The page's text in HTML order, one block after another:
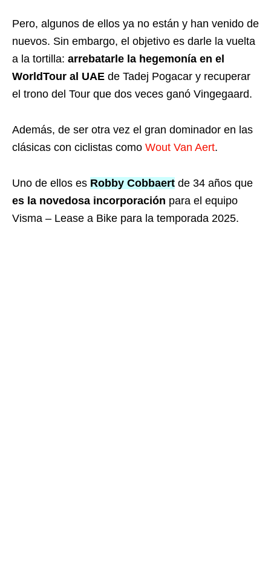
Pero, algunos de ellos ya no están y han venido de
nuevos. Sin embargo, el objetivo es darle la vuelta
a la tortilla: arrebatarle la hegemonía en el
WorldTour al UAE de Tadej Pogacar y recuperar
el trono del Tour que dos veces ganó Vingegaard.
Además, de ser otra vez el gran dominador en las
clásicas con ciclistas como Wout Van Aert.
Uno de ellos es Robby Cobbaert de 34 años que
es la novedosa incorporación para el equipo
Visma – Lease a Bike para la temporada 2025.